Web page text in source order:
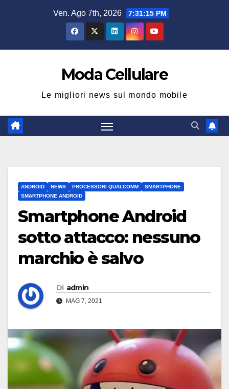
Ven. Ago 7th, 2026 7:31:15 PM
Moda Cellulare
Le migliori news sul mondo mobile
ANDROID NEWS PROCESSORI QUALCOMM
SMARTPHONE
SMARTPHONE ANDROID
Smartphone Android
sotto attacco: nessuno
marchio è salvo
Di admin
MAG 7, 2021